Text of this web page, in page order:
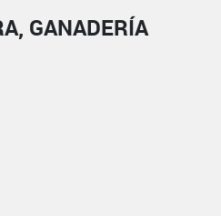
GANADERÍA